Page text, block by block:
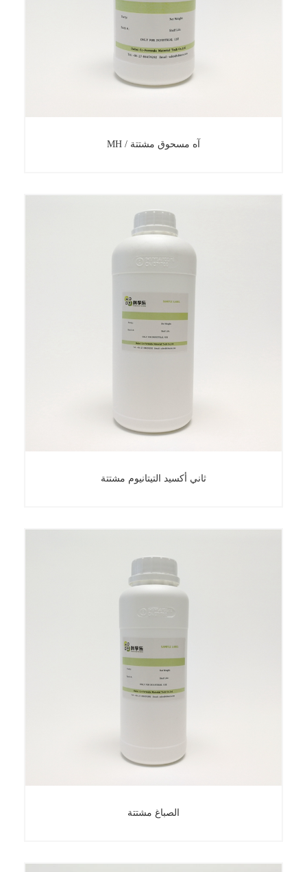
MH / آه مسحوق مشتتة
MH / آه مسحوق مشتتة
ثاني أكسيد التيتانيوم مشتتة
ثاني أكسيد التيتانيوم مشتتة
الصباغ مشتتة